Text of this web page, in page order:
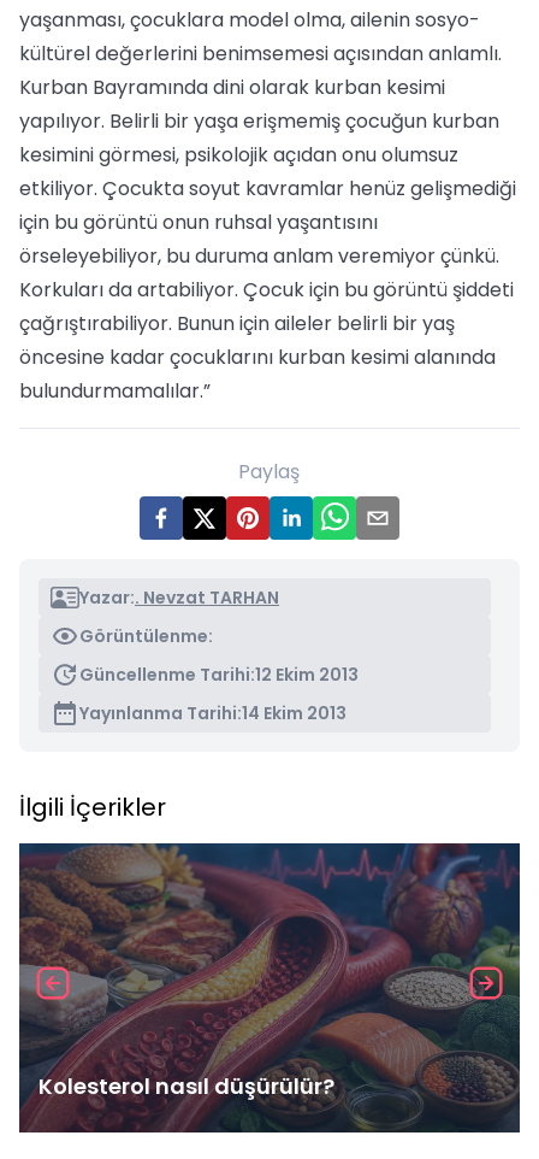
yaşanması, çocuklara model olma, ailenin sosyo-
kültürel değerlerini benimsemesi açısından anlamlı.
Kurban Bayramında dini olarak kurban kesimi
yapılıyor. Belirli bir yaşa erişmemiş çocuğun kurban
kesimini görmesi, psikolojik açıdan onu olumsuz
etkiliyor. Çocukta soyut kavramlar henüz gelişmediği
için bu görüntü onun ruhsal yaşantısını
örseleyebiliyor, bu duruma anlam veremiyor çünkü.
Korkuları da artabiliyor. Çocuk için bu görüntü şiddeti
çağrıştırabiliyor. Bunun için aileler belirli bir yaş
öncesine kadar çocuklarını kurban kesimi alanında
bulundurmamalılar.”
Paylaş
Yazar:. Nevzat TARHAN
Görüntülenme:
Güncellenme Tarihi:12 Ekim 2013
Yayınlanma Tarihi:14 Ekim 2013
İlgili İçerikler
Kolesterol nasıl düşürülür?